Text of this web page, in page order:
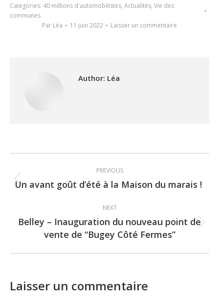
Categories: 40 millions d'automobilistes, Actualités, Vie des
communes
Par Léa 11 juin 2022 Laisser un commentaire
Author: Léa
navigation
PREVIOUS
Previous
Un avant goût d’été à la Maison du marais !
NEXT
Next
post:
Belley – Inauguration du nouveau point de
vente de “Bugey Côté Fermes”
Laisser un commentaire